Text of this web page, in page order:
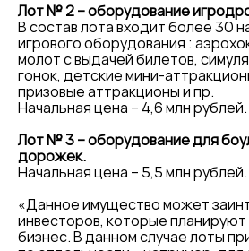
Лот № 2 – оборудование
В состав лота входит более 30
игрового оборудования :
молот с выдачей билетов,
гонок, детские мини-
призовые аттракционы и пр.
Начальная цена – 4,6 млн рублей.
Лот № 3 – оборудование для
дорожек.
Начальная цена – 5,5 млн рублей.
«Данное имущество может
инвесторов, которые
бизнес. В данном случае лоты